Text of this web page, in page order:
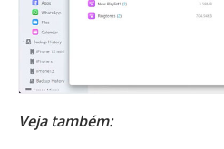
Veja também: